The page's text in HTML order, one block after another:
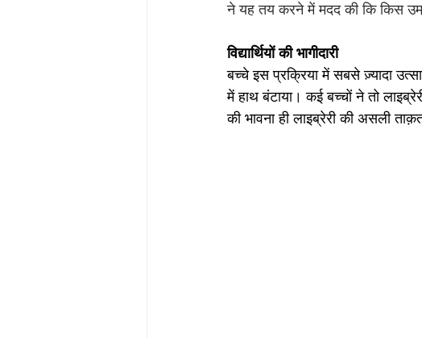
ने यह तय करने में मदद की कि किस
विद्यार्थियों की भागीदारी
बच्चे इस प्रक्रिया में सबसे ज़्यादा
में हाथ बंटाया। कई बच्चों ने तो
की भावना ही लाइब्रेरी की असली